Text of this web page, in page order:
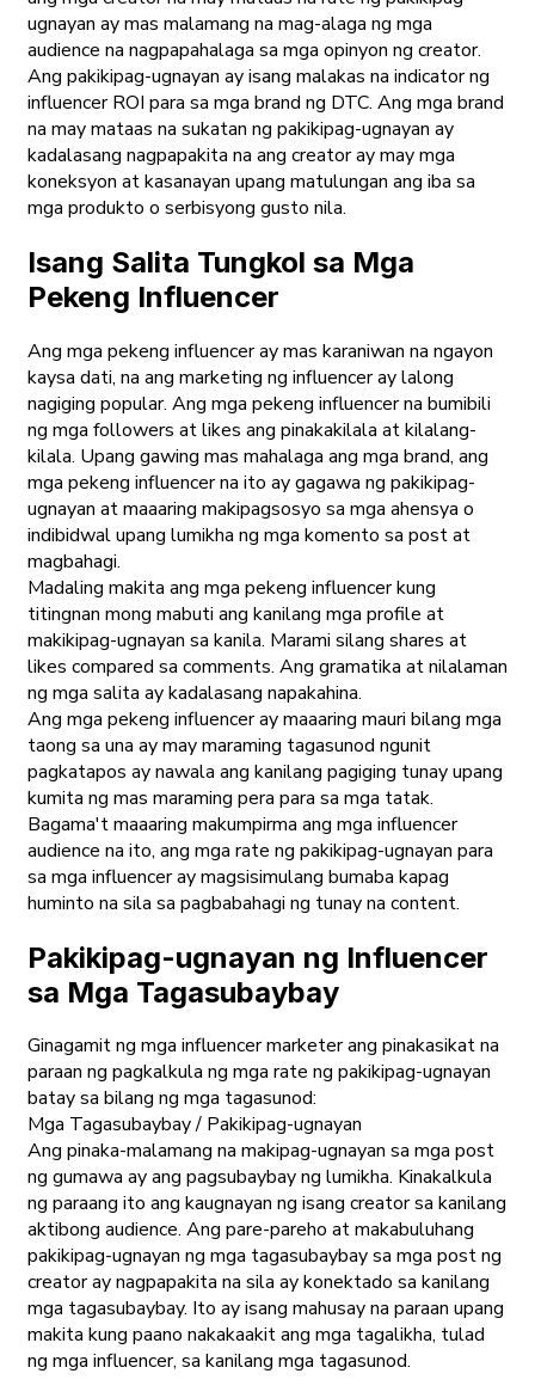
ugnayan ay mas malamang na mag-alaga ng mga
audience na nagpapahalaga sa mga opinyon ng creator.
Ang pakikipag-ugnayan ay isang malakas na indicator ng
influencer ROI para sa mga brand ng DTC. Ang mga brand
na may mataas na sukatan ng pakikipag-ugnayan ay
kadalasang nagpapakita na ang creator ay may mga
koneksyon at kasanayan upang matulungan ang iba sa
mga produkto o serbisyong gusto nila.
Isang Salita Tungkol sa Mga
Pekeng Influencer
Ang mga pekeng influencer ay mas karaniwan na ngayon
kaysa dati, na ang marketing ng influencer ay lalong
nagiging popular. Ang mga pekeng influencer na bumibili
ng mga followers at likes ang pinakakilala at kilalang-
kilala. Upang gawing mas mahalaga ang mga brand, ang
mga pekeng influencer na ito ay gagawa ng pakikipag-
ugnayan at maaaring makipagsosyo sa mga ahensya o
indibidwal upang lumikha ng mga komento sa post at
magbahagi.
Madaling makita ang mga pekeng influencer kung
titingnan mong mabuti ang kanilang mga profile at
makikipag-ugnayan sa kanila. Marami silang shares at
likes compared sa comments. Ang gramatika at nilalaman
ng mga salita ay kadalasang napakahina.
Ang mga pekeng influencer ay maaaring mauri bilang mga
taong sa una ay may maraming tagasunod ngunit
pagkatapos ay nawala ang kanilang pagiging tunay upang
kumita ng mas maraming pera para sa mga tatak.
Bagama't maaaring makumpirma ang mga influencer
audience na ito, ang mga rate ng pakikipag-ugnayan para
sa mga influencer ay magsisimulang bumaba kapag
huminto na sila sa pagbabahagi ng tunay na content.
Pakikipag-ugnayan ng Influencer
sa Mga Tagasubaybay
Ginagamit ng mga influencer marketer ang pinakasikat na
paraan ng pagkalkula ng mga rate ng pakikipag-ugnayan
batay sa bilang ng mga tagasunod:
Mga Tagasubaybay / Pakikipag-ugnayan
Ang pinaka-malamang na makipag-ugnayan sa mga post
ng gumawa ay ang pagsubaybay ng lumikha. Kinakalkula
ng paraang ito ang kaugnayan ng isang creator sa kanilang
aktibong audience. Ang pare-pareho at makabuluhang
pakikipag-ugnayan ng mga tagasubaybay sa mga post ng
creator ay nagpapakita na sila ay konektado sa kanilang
mga tagasubaybay. Ito ay isang mahusay na paraan upang
makita kung paano nakakaakit ang mga tagalikha, tulad
ng mga influencer, sa kanilang mga tagasunod.